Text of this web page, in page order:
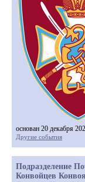
основан 20 декабря
Другие события
Подразделение
Конвойцев